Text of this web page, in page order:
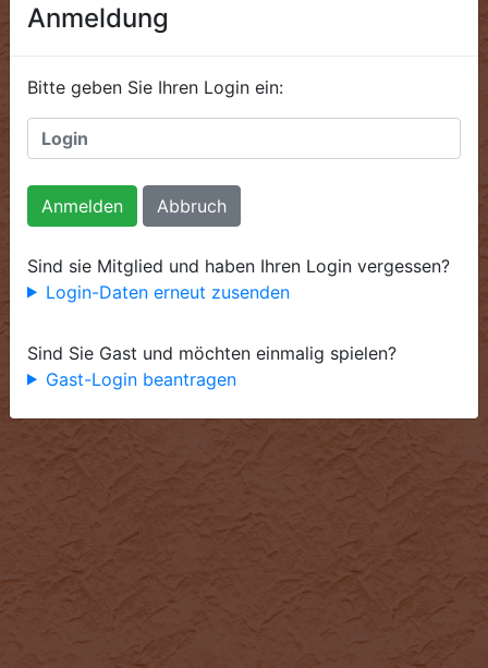
Anmeldung
Bitte geben Sie Ihren Login ein:
Anmelden Abbruch
Sind sie Mitglied und haben Ihren Login vergessen?
Login-Daten erneut zusenden
Sind Sie Gast und möchten einmalig spielen?
Gast-Login beantragen